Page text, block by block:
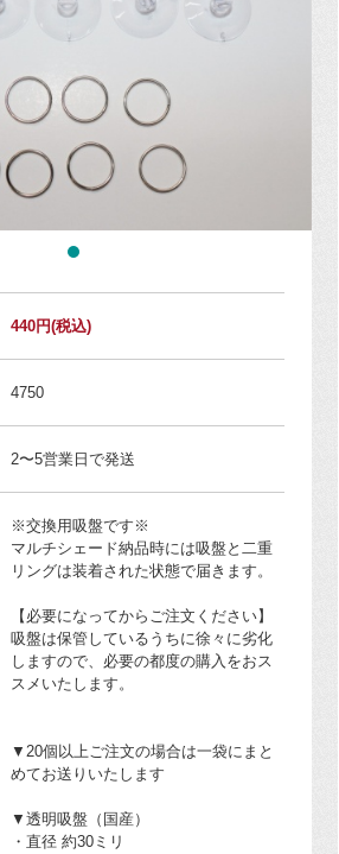
440円(税込)
4750
2〜5営業日で発送
※交換用吸盤です※
マルチシェード納品時には吸盤と二重
リングは装着された状態で届きます。
【必要になってからご注文ください】
吸盤は保管しているうちに徐々に劣化
しますので、必要の都度の購入をおス
スメいたします。
▼20個以上ご注文の場合は一袋にまと
めてお送りいたします
▼透明吸盤（国産）
・直径 約30ミリ